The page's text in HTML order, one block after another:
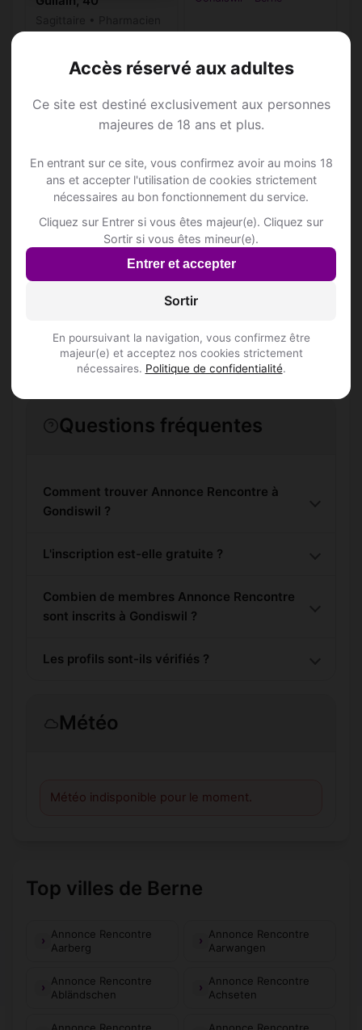
Accès réservé aux adultes
Ce site est destiné exclusivement aux personnes
majeures de 18 ans et plus.
En entrant sur ce site, vous confirmez avoir au moins 18
ans et accepter l'utilisation de cookies strictement
nécessaires au bon fonctionnement du service.
Cliquez sur Entrer si vous êtes majeur(e). Cliquez sur
Sortir si vous êtes mineur(e).
Entrer et accepter
Sortir
En poursuivant la navigation, vous confirmez être
majeur(e) et acceptez nos cookies strictement
nécessaires. Politique de confidentialité.
Gondiswil
Rejoins les membres de Gondiswil et des
S'inscrire gratuitement
Questions fréquentes
Comment trouver Annonce Rencontre à
Gondiswil ?
L'inscription est-elle gratuite ?
Combien de membres Annonce Rencontre
sont inscrits à Gondiswil ?
Les profils sont-ils vérifiés ?
Météo
Météo indisponible pour le moment.
Top villes de Berne
Annonce Rencontre
Aarberg
Annonce Rencontre
Aarwangen
Annonce Rencontre
Abländschen
Annonce Rencontre
Achseten
Annonce Rencontre
Annonce Rencontre